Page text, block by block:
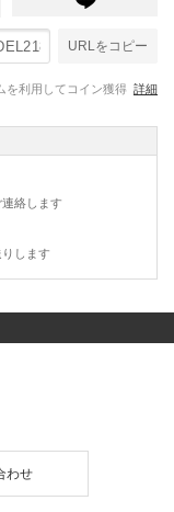
URLをコピー
を利用してコイン獲得 詳細
絡します
します
わせ